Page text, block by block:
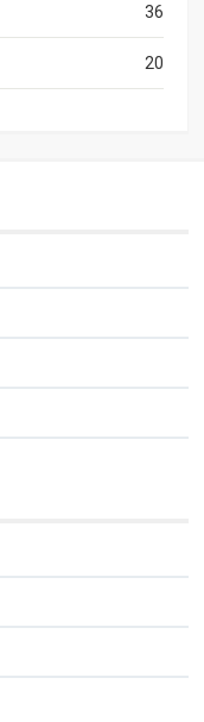
36
20